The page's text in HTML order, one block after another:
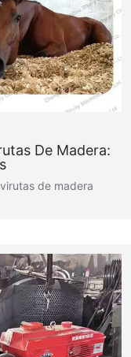
De Madera:
de madera